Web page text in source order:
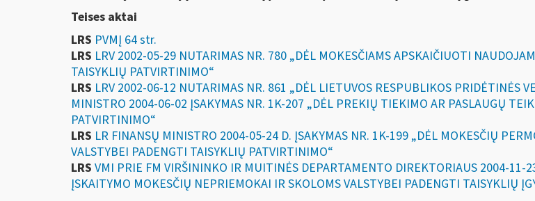
Teises aktai
LRS PVMĮ 64 str.
LRS LRV 2002-05-29 NUTARIMAS NR. 780 „DĖL MOKESČIAMS APSKAIČIUOTI
TAISYKLIŲ PATVIRTINIMO“
LRS LRV 2002-06-12 NUTARIMAS NR. 861 „DĖL LIETUVOS RESPUBLIKOS PRIDĖTINĖS
MINISTRO 2004-06-02 ĮSAKYMAS NR. 1K-207 „DĖL PREKIŲ TIEKIMO AR PASLAUGŲ
PATVIRTINIMO“
LRS LR FINANSŲ MINISTRO 2004-05-24 D. ĮSAKYMAS NR. 1K-199 „DĖL MOKESČIŲ
VALSTYBEI PADENGTI TAISYKLIŲ PATVIRTINIMO“
LRS VMI PRIE FM VIRŠININKO IR MUITINĖS DEPARTAMENTO DIREKTORIAUS 2004-11-
ĮSKAITYMO MOKESČIŲ NEPRIEMOKAI IR SKOLOMS VALSTYBEI PADENGTI TAISYKLIŲ